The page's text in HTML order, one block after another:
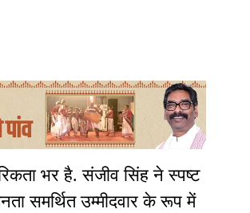
भर है. संजीव सिंह ने स्पष्ट
समर्थित उम्मीदवार के रूप में